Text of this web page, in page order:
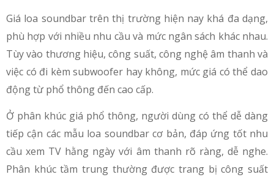
Giá loa soundbar trên thị trường hiện nay khá đa dạng,
phù hợp với nhiều nhu cầu và mức ngân sách khác nhau.
Tùy vào thương hiệu, công suất, công nghệ âm thanh và
việc có đi kèm subwoofer hay không, mức giá có thể dao
động từ phổ thông đến cao cấp.
Ở phân khúc giá phổ thông, người dùng có thể dễ dàng
tiếp cận các mẫu loa soundbar cơ bản, đáp ứng tốt nhu
cầu xem TV hằng ngày với âm thanh rõ ràng, dễ nghe.
Phân khúc tầm trung thường được trang bị công suất